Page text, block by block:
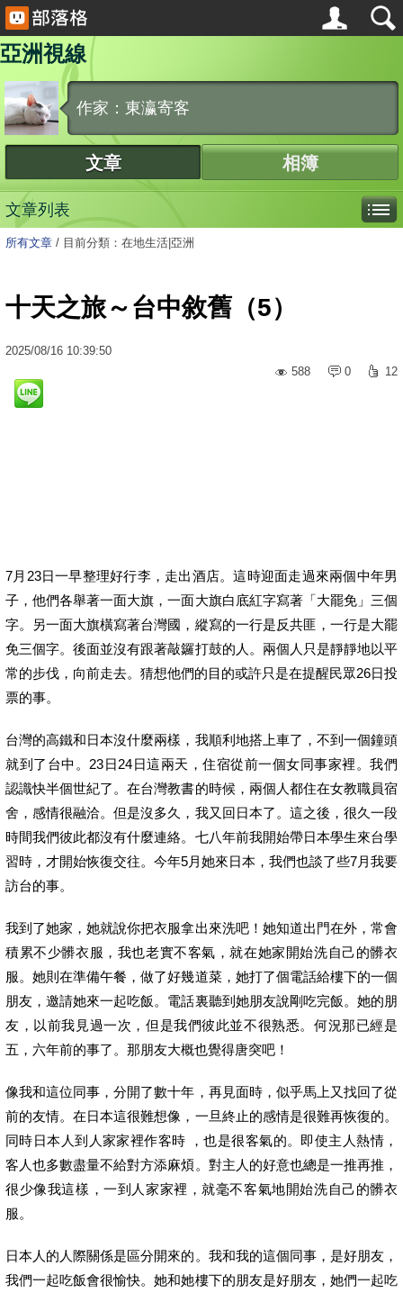
亞洲視線
作家：東瀛寄客
文章 相簿
文章列表
所有文章 / 目前分類：在地生活|亞洲
十天之旅～台中敘舊（5）
2025/08/16 10:39:50
588
0 12
7月23日一早整理好行李，走出酒店。這時迎面走過來兩個中年男
子，他們各舉著一面大旗，一面大旗白底紅字寫著「大罷免」三個
字。另一面大旗橫寫著台灣國，縱寫的一行是反共匪，一行是大罷
免三個字。後面並沒有跟著敲鑼打鼓的人。兩個人只是靜靜地以平
常的步伐，向前走去。猜想他們的目的或許只是在提醒民眾26日投
票的事。
台灣的高鐵和日本沒什麼兩樣，我順利地搭上車了，不到一個鐘頭
就到了台中。23日24日這兩天，住宿從前一個女同事家裡。我們
認識快半個世紀了。在台灣教書的時候，兩個人都住在女教職員宿
舍，感情很融洽。但是沒多久，我又回日本了。這之後，很久一段
時間我們彼此都沒有什麼連絡。七八年前我開始帶日本學生來台學
習時，才開始恢復交往。今年5月她來日本，我們也談了些7月我要
訪台的事。
我到了她家，她就說你把衣服拿出來洗吧！她知道出門在外，常會
積累不少髒衣服，我也老實不客氣，就在她家開始洗自己的髒衣
服。她則在準備午餐，做了好幾道菜，她打了個電話給樓下的一個
朋友，邀請她來一起吃飯。電話裏聽到她朋友說剛吃完飯。她的朋
友，以前我見過一次，但是我們彼此並不很熟悉。何況那已經是
五，六年前的事了。那朋友大概也覺得唐突吧！
像我和這位同事，分開了數十年，再見面時，似乎馬上又找回了從
前的友情。在日本這很難想像，一旦終止的感情是很難再恢復的。
同時日本人到人家家裡作客時 ，也是很客氣的。即使主人熱情，
客人也多數盡量不給對方添麻煩。對主人的好意也總是一推再推，
很少像我這樣，一到人家家裡，就毫不客氣地開始洗自己的髒衣
服。
日本人的人際關係是區分開來的。我和我的這個同事，是好朋友，
我們一起吃飯會很愉快。她和她樓下的朋友是好朋友，她們一起吃